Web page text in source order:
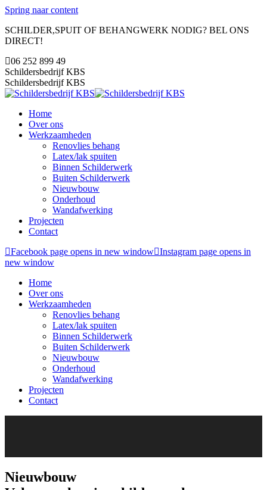
Spring naar content
SCHILDER,SPUIT OF BEHANGWERK NODIG? BEL ONS
DIRECT!
06 252 899 49
Schildersbedrijf KBS
Schildersbedrijf KBS
Home
Over ons
Werkzaamheden
Renovlies behang
Latex/lak spuiten
Binnen Schilderwerk
Buiten Schilderwerk
Nieuwbouw
Onderhoud
Wandafwerking
Projecten
Contact
Facebook page opens in new window Instagram page opens in
new window
Home
Over ons
Werkzaamheden
Renovlies behang
Latex/lak spuiten
Binnen Schilderwerk
Buiten Schilderwerk
Nieuwbouw
Onderhoud
Wandafwerking
Projecten
Contact
Nieuwbouw